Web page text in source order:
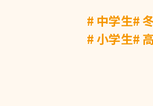
# 中学生#
# 小学生#